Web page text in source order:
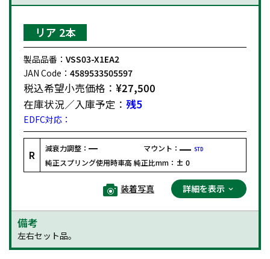
リア 2本
製品品番： VSS03-X1EA2
JAN Code： 4589533505597
税込希望小売価格： ¥27,500
在庫状況／入庫予定： 残5
EDFC対応：
R 減衰力調整： マウント： STD
純正スプリング使用時車高 純正比mm： ± 0
装着写真 詳細を表示
備考
左右セット品。